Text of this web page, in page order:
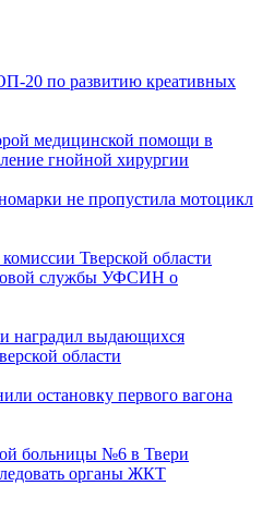
20 по развитию креативных
медицинской помощи в
гнойной хирургии
не пропустила мотоцикл
Тверской области
службы УФСИН о
наградил выдающихся
области
остановку первого вагона
больницы №6 в Твери
органы ЖКТ